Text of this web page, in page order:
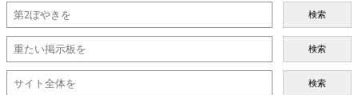
検索
検索
検索